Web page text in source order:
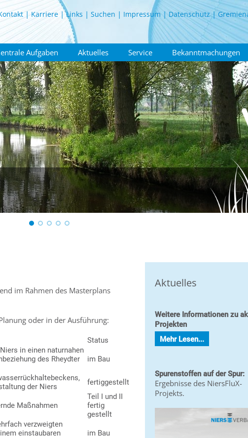
Karriere Links Suchen Impressum Datenschutz
Aufgaben Aktuelles Service Bekanntmachungen
im Rahmen des Masterplans
oder in der Ausführung:
Status
in einen naturnahen
des Rheydter
im Bau
der Niers
fertiggestellt
Maßnahmen
Teil I und II
fertig
gestellt
verzweigten
einstaubaren
im Bau
Aktuelles
Weitere Informationen zu
Projekten
Mehr Lesen...
Spurenstoffen auf der Spur:
Ergebnisse des NiersFluX-
Projekts.